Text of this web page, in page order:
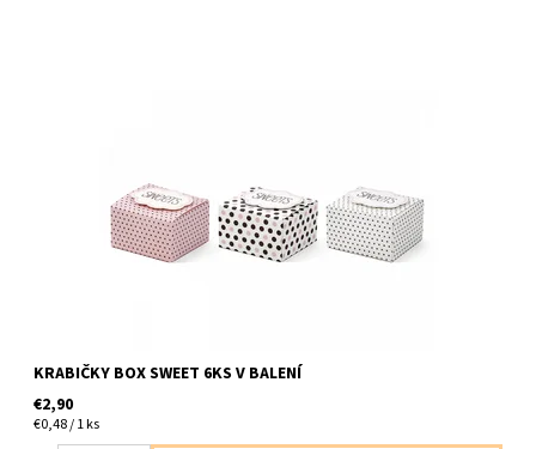
KRABIČKY BOX SWEET 6KS V BALENÍ
€2,90
€0,48 / 1 ks